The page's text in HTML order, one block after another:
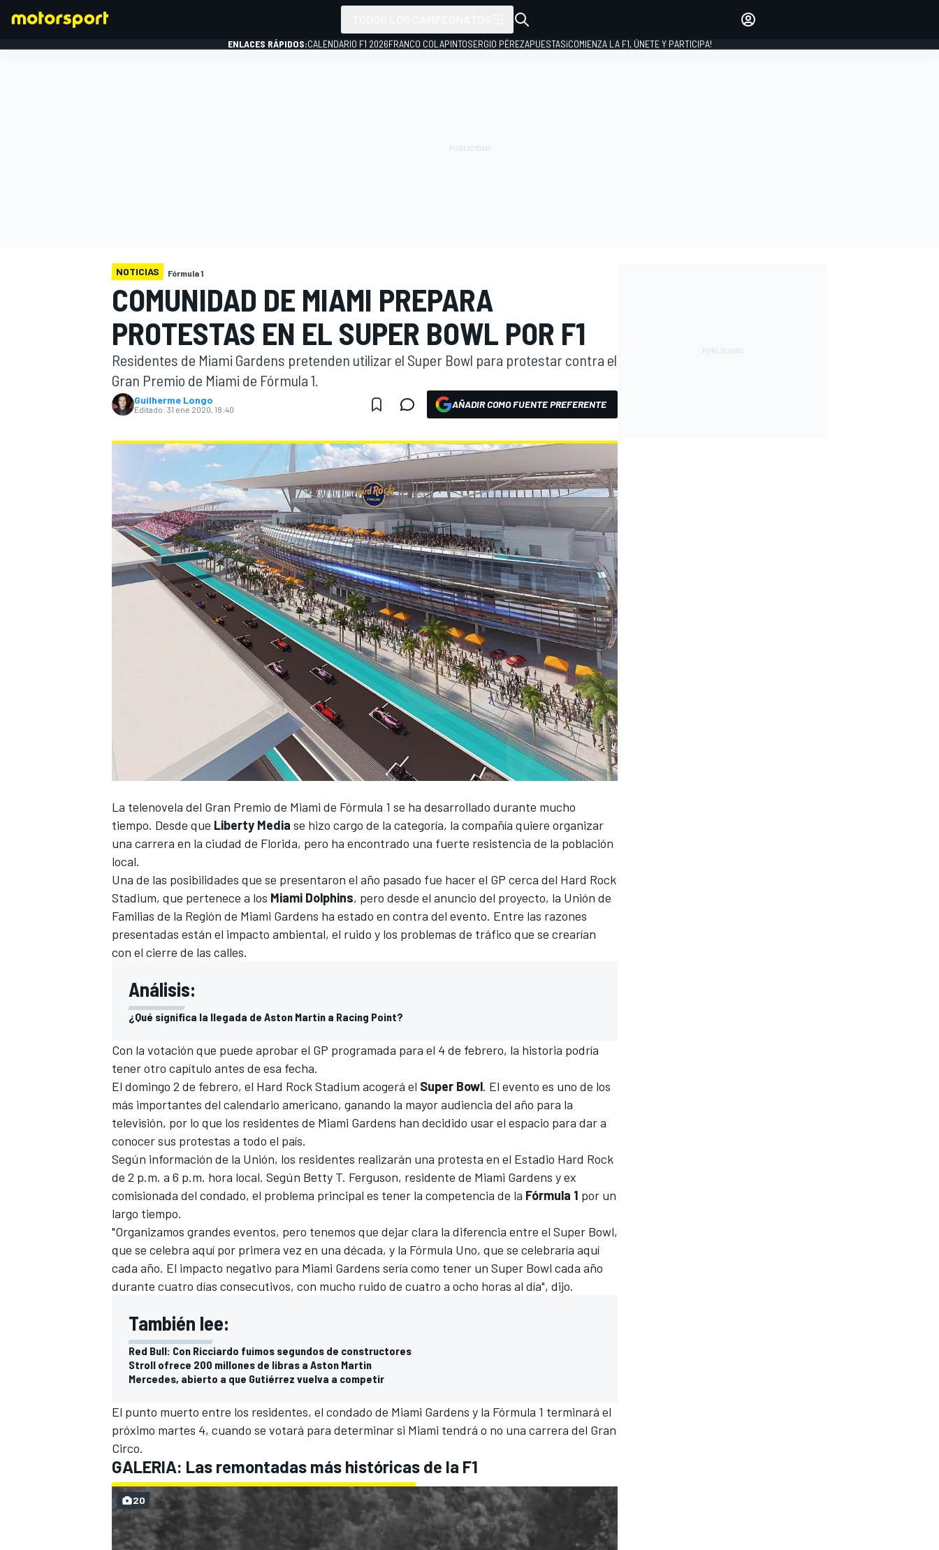
INDYCAR
MOTOGP
NASCAR CUP
FÓRMULA E
WRC
INICIAR SESIÓN
ENLACES RÁPIDOS:CALENDARIO F1 2026FRANCO COLAPINTOSERGIO PÉREZAPUESTAS¡COMIENZA LA F1, ÚNETE Y PARTICIPA!
NOTICIAS Fórmula 1
COMUNIDAD DE MIAMI PREPARA
PROTESTAS EN EL SUPER BOWL POR F1
Residentes de Miami Gardens pretenden utilizar el Super Bowl para protestar contra el
Gran Premio de Miami de Fórmula 1.
Guilherme Longo
Editado: 31 ene 2020, 18:40 AÑADIR COMO FUENTE PREFERENTE
La telenovela del Gran Premio de Miami de Fórmula 1 se ha desarrollado durante mucho
tiempo. Desde que Liberty Media se hizo cargo de la categoría, la compañía quiere organizar
una carrera en la ciudad de Florida, pero ha encontrado una fuerte resistencia de la población
local.
Una de las posibilidades que se presentaron el año pasado fue hacer el GP cerca del Hard Rock
Stadium, que pertenece a los Miami Dolphins, pero desde el anuncio del proyecto, la Unión de
Familias de la Región de Miami Gardens ha estado en contra del evento. Entre las razones
presentadas están el impacto ambiental, el ruido y los problemas de tráfico que se crearían
con el cierre de las calles.
Análisis:
¿Qué significa la llegada de Aston Martin a Racing Point?
Con la votación que puede aprobar el GP programada para el 4 de febrero, la historia podría
tener otro capítulo antes de esa fecha.
El domingo 2 de febrero, el Hard Rock Stadium acogerá el Super Bowl. El evento es uno de los
más importantes del calendario americano, ganando la mayor audiencia del año para la
televisión, por lo que los residentes de Miami Gardens han decidido usar el espacio para dar a
conocer sus protestas a todo el país.
Según información de la Unión, los residentes realizarán una protesta en el Estadio Hard Rock
de 2 p.m. a 6 p.m. hora local. Según Betty T. Ferguson, residente de Miami Gardens y ex
comisionada del condado, el problema principal es tener la competencia de la Fórmula 1 por un
largo tiempo.
"Organizamos grandes eventos, pero tenemos que dejar clara la diferencia entre el Super Bowl,
que se celebra aquí por primera vez en una década, y la Fórmula Uno, que se celebraría aquí
cada año. El impacto negativo para Miami Gardens sería como tener un Super Bowl cada año
durante cuatro días consecutivos, con mucho ruido de cuatro a ocho horas al día", dijo.
También lee:
Red Bull: Con Ricciardo fuimos segundos de constructores
Stroll ofrece 200 millones de libras a Aston Martin
Mercedes, abierto a que Gutiérrez vuelva a competir
El punto muerto entre los residentes, el condado de Miami Gardens y la Fórmula 1 terminará el
próximo martes 4, cuando se votará para determinar si Miami tendrá o no una carrera del Gran
Circo.
GALERIA: Las remontadas más históricas de la F1
20